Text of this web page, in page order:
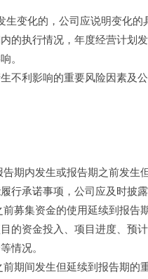
化的，公司应说明变化的具
行情况，年度经营计划发
。
影响的重要风险因素及公
内发生或报告期之前发生但
行承诺事项，公司应及时披
集资金的使用延续到报告期
的资金投入、项目进度、预
情况。
间发生但延续到报告期的重